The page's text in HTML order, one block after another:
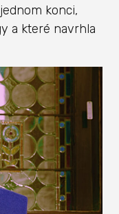
konci,
a které navrhla